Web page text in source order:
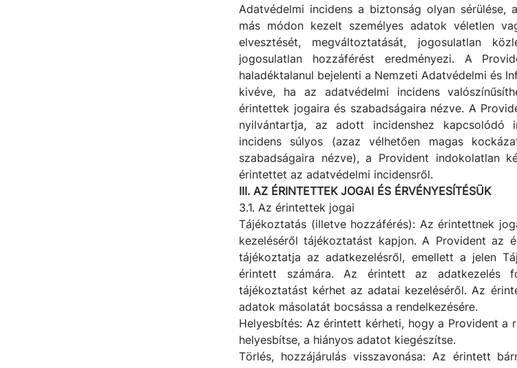
Adatvédelmi incidens a biztonság olyan
más módon kezelt személyes adatok véletlen
elvesztését, megváltoztatását, jogosulatlan
jogosulatlan hozzáférést eredményezi. A
haladéktalanul bejelenti a Nemzeti Adatvédelmi és
kivéve, ha az adatvédelmi incidens
érintettek jogaira és szabadságaira nézve. A
nyilvántartja, az adott incidenshez kapcsolódó
incidens súlyos (azaz vélhetően magas
szabadságaira nézve), a Provident indokolatlan
érintettet az adatvédelmi incidensről.
III. AZ ÉRINTETTEK JOGAI ÉS ÉRVÉNYESÍTÉSÜK
3.1. Az érintettek jogai
Tájékoztatás (illetve hozzáférés): Az érintettnek
kezeléséről tájékoztatást kapjon. A Provident az
tájékoztatja az adatkezelésről, emellett a jelen
érintett számára. Az érintett az adatkezelés
tájékoztatást kérhet az adatai kezeléséről. Az
adatok másolatát bocsássa a rendelkezésére.
Helyesbítés: Az érintett kérheti, hogy a Provident a
helyesbítse, a hiányos adatot kiegészítse.
Törlés, hozzájárulás visszavonása: Az érintett